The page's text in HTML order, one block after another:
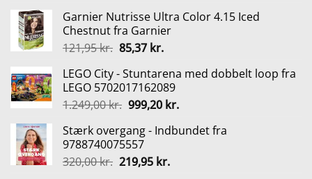
pris
var:
220,00 kr..
pris
er:
Garnier Nutrisse Ultra Color 4.15 Iced
Chestnut fra Garnier
121,95kr. Den
pris
var:
121,95 kr..
85,37 kr.Den
pris
er:
85,37 kr..
LEGO City - Stuntarena med dobbelt loop fra
LEGO 5702017162089
1.249,00kr. Den
pris
var:
1.249,00 kr..
999,20 kr.Den
pris
Stærk overgang - Indbundet fra
9788740075557
320,00kr. Den
219,95 kr.Den